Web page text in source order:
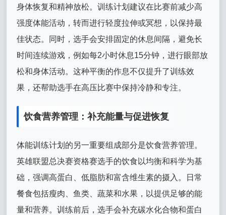
身体恢复和精神放松。训练计划建议在比赛前减少高
强度体能活动，转而进行轻度拉伸或冥想，以保持最
佳状态。同时，选手会安排固定的休息间隔，避免长
时间连续游戏，例如每2小时休息15分钟，进行眼部放
松和身体活动。这种平衡的作息不仅提升了训练效
果，还帮助选手在高压比赛中保持冷静和专注。
饮食营养管理：补充能量与促进恢复
体能训练计划的另一重要组成部分是饮食营养管理。
英雄联盟总决赛资格赛选手的饮食以均衡和科学为基
础，强调高蛋白、低脂肪和富含维生素的摄入。日常
餐食包括瘦肉、鱼类、蔬菜和水果，以提供足够的能
量和营养。训练前后，选手会补充碳水化合物和蛋白